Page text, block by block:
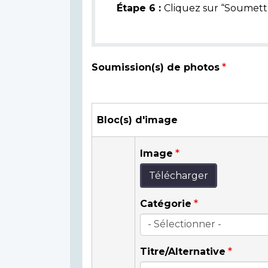
Étape 6 : Cliquez sur
Soumission(s) de photos
Bloc(s) d'image
Image
Télécharger
Catégorie
Titre/Alternative